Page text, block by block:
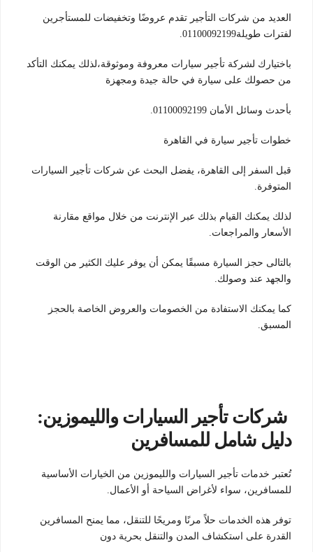
العديد من شركات التأجير تقدم عروضًا وتخفيضات للمستأجرين
لفترات طويلة01100092199.
باختيارك لشركة تأجير سيارات معروفة وموثوقة،لذلك يمكنك التأكد
من حصولك على سيارة في حالة جيدة ومجهزة
بأحدث وسائل الأمان 01100092199.
خطوات تأجير سيارة في القاهرة
قبل السفر إلى القاهرة، يفضل البحث عن شركات تأجير السيارات
المتوفرة.
لذلك يمكنك القيام بذلك عبر الإنترنت من خلال مواقع مقارنة
الأسعار والمراجعات.
بالتالى حجز السيارة مسبقًا يمكن أن يوفر عليك الكثير من الوقت
والجهد عند وصولك.
كما يمكنك الاستفادة من الخصومات والعروض الخاصة بالحجز
المسبق.
شركات تأجير السيارات والليموزين:
دليل شامل للمسافرين
تُعتبر خدمات تأجير السيارات والليموزين من الخيارات الأساسية
للمسافرين، سواء لأغراض السياحة أو الأعمال.
توفر هذه الخدمات حلاً مرنًا ومريحًا للتنقل، مما يمنح المسافرين
القدرة على استكشاف المدن والتنقل بحرية دون